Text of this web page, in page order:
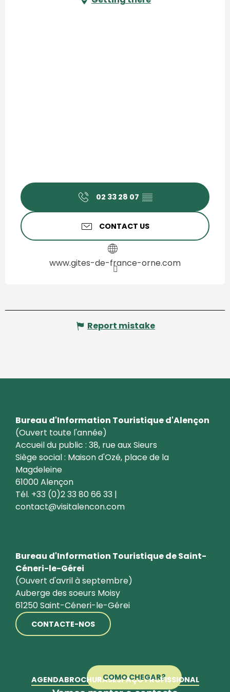
02 33 28 07 ▒▒
CONTACT US
www.gites-de-france-orne.com
Report mistake
Bureau d'Information Touristique d'Alençon
(Ouvert toute l'année)
Accueil du public : 38, rue aux Sieurs
Siège social : Maison d'Ozé, place de la
Magdeleine
61000 Alençon
Tél. +33 (0)2 33 80 66 33 |
contact@visitalencon.com
Bureau d'Information Touristique de Saint-
Céneri-le-Gérei
(Ouvert d'avril à septembre)
Auberge des soeurs Moisy
61250 Saint-Céneri-le-Gérei
CONTACTE-NOS
COMO CHEGAR?
AGENDABROCHURASESPAÇO PROFISSIONAL